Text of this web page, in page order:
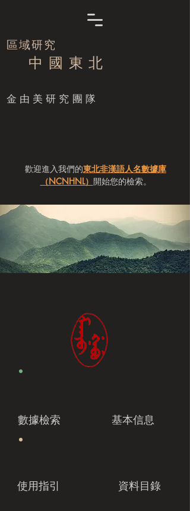
區域研究
中 國 東 北
​金由美研究團隊
歡迎進入我們的東北非漢語人名數據庫
（NCNHNL） 開始您的檢索。
數據檢索 基本信息
使用指引 資料目錄